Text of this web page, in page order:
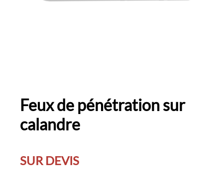
Feux de pénétration sur
calandre
SUR DEVIS